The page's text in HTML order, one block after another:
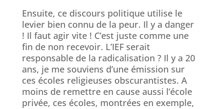
Ensuite, ce discours politique utilise le
levier bien connu de la peur. Il y a danger
! Il faut agir vite ! C’est juste comme une
fin de non recevoir. L’IEF serait
responsable de la radicalisation ? Il y a 20
ans, je me souviens d’une émission sur
ces écoles religieuses obscurantistes. A
moins de remettre en cause aussi l’école
privée, ces écoles, montrées en exemple,